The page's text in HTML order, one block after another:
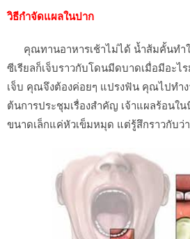
วิธีกำจัดแผลในปาก
คุณทานอาหารเช้าไม่ได้ น้ำส้มคั้นทำ
ซีเรียลก็เจ็บราวกับโดนมีดบาดเมื่อมีอะไ
เจ็บ คุณจึงต้องค่อยๆ แปรงฟัน คุณไปทำ
ต้นการประชุมเรื่องสำคัญ เจ้าแผลร้อนใ
ขนาดเล็กแค่หัวเข็มหมุด แต่รู้สึกราวกับว่